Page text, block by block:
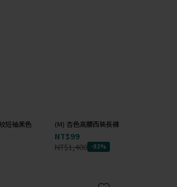
短袖黑色
(M) 杏色高腰西裝長褲
NT$99
NT$1,400 -93%